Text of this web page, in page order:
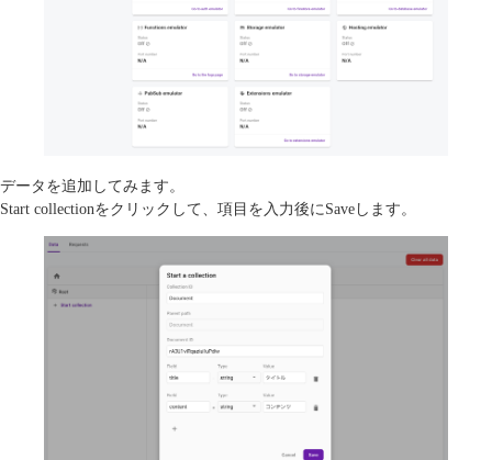
データを追加してみます。
Start collectionをクリックして、項目を入力後にSaveします。